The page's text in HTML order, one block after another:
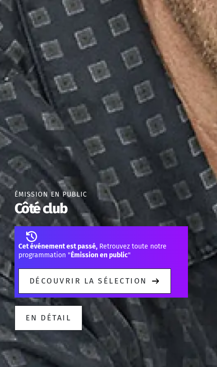
ÉMISSION EN PUBLIC
Côté club
Cet événement est passé, Retrouvez toute notre
programmation "Émission en public"
DÉCOUVRIR LA SÉLECTION
EN DÉTAIL